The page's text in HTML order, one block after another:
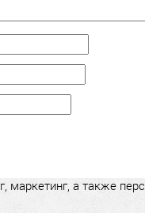
а также